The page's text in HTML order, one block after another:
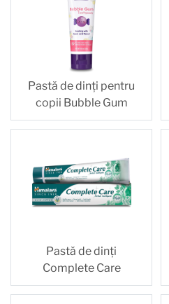
Pastă de dinți pentru
copii Bubble Gum
Pastă de dinți
Complete Care